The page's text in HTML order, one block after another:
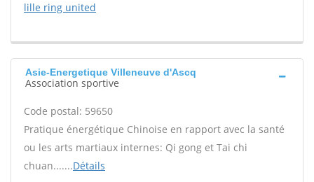
lille ring united
Asie-Energetique Villeneuve d'Ascq
Association sportive
Code postal: 59650
Pratique énergétique Chinoise en rapport avec la santé
ou les arts martiaux internes: Qi gong et Tai chi
chuan.......Détails